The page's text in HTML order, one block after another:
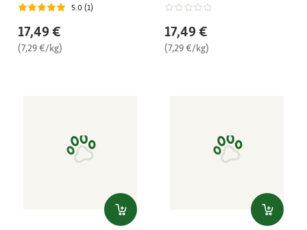
5.0 (1)
17,49 €
(7,29 €/kg)
17,49 €
(7,29 €/kg)